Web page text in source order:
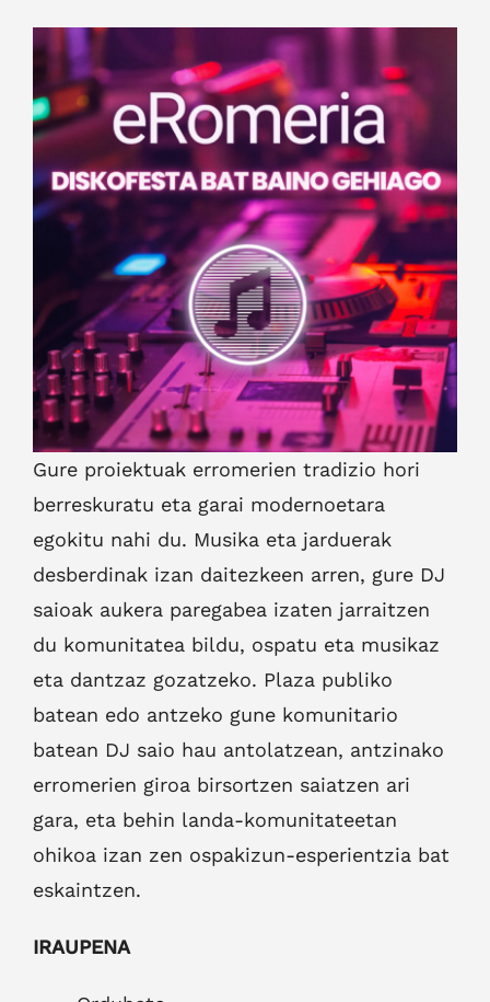
View
Larger
Image
Gure proiektuak erromerien tradizio hori
berreskuratu eta garai modernoetara
egokitu nahi du. Musika eta jarduerak
desberdinak izan daitezkeen arren, gure DJ
saioak aukera paregabea izaten jarraitzen
du komunitatea bildu, ospatu eta musikaz
eta dantzaz gozatzeko. Plaza publiko
batean edo antzeko gune komunitario
batean DJ saio hau antolatzean, antzinako
erromerien giroa birsortzen saiatzen ari
gara, eta behin landa-komunitateetan
ohikoa izan zen ospakizun-esperientzia bat
eskaintzen.
IRAUPENA